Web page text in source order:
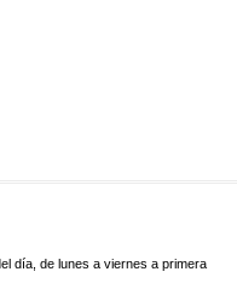
día, de lunes a viernes a primera